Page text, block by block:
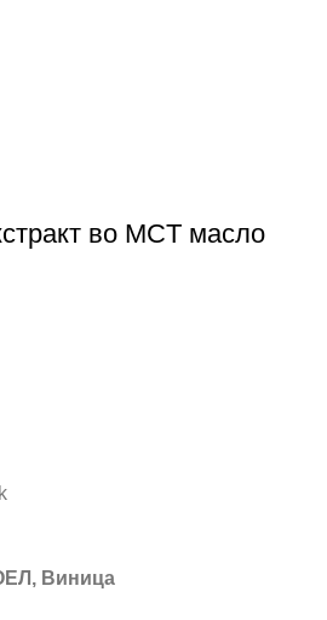
во MCT масло
Виница